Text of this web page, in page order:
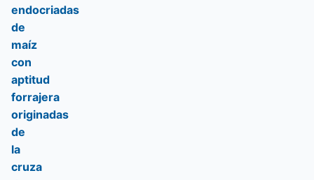
endocriadas
de
maíz
con
aptitud
forrajera
originadas
de
la
cruza